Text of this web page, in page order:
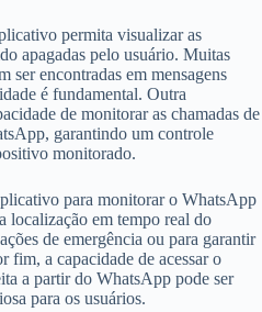
permita visualizar as
apagadas pelo usuário. Muitas
ser encontradas em mensagens
é fundamental. Outra
de monitorar as chamadas de
garantindo um controle
monitorado.
para monitorar o WhatsApp
localização em tempo real do
de emergência ou para garantir
fim, a capacidade de acessar o
a partir do WhatsApp pode ser
para os usuários.